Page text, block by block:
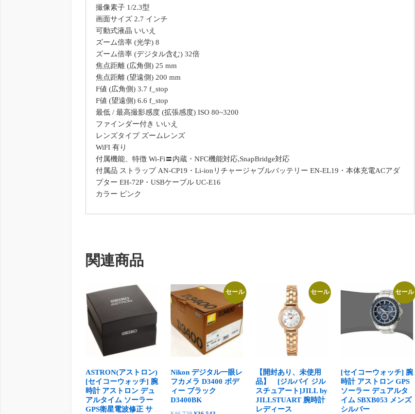
撮像素子 1/2.3型
画面サイズ 2.7 インチ
可動式液晶 いいえ
ズーム倍率 (光学) 8
ズーム倍率 (デジタル含む) 32倍
焦点距離 (広角側) 25 mm
焦点距離 (望遠側) 200 mm
F値 (広角側) 3.7 f_stop
F値 (望遠側) 6.6 f_stop
最低 / 最高撮影感度 (拡張感度) ISO 80~3200
ファインダー付き いいえ
レンズタイプ ズームレンズ
WiFI 有り
付属機能、特徴 Wi-Fi〓内蔵・NFC機能対応,SnapBridge対応
付属品 ストラップ AN-CP19・Li-ionリチャージャブルバッテリー EN-EL19・本体充電ACアダ
プター EH-72P・USBケーブル UC-E16
カラー ピンク
関連商品
ASTRON(アストロン)
[セイコーウォッチ] 腕
時計 アストロン デュ
アルタイム ソーラー
GPS衛星電波修正 サ
セール
Nikon デジタル一眼レ
フカメラ D3400 ボデ
ィー ブラック
D3400BK
セール
【開封あり、未使用
品】 [ジルバイ ジル
スチュアート]JILL by
JILLSTUART 腕時計
レディース
セール
[セイコーウォッチ] 腕
時計 アストロン GPS
ソーラー デュアルタ
イム SBXB053 メンズ
シルバー